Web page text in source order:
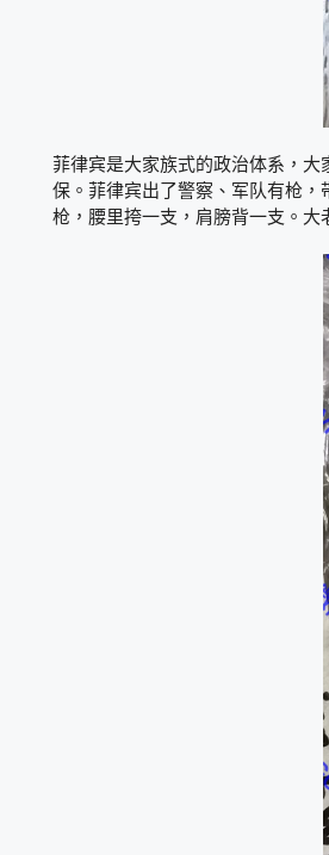
菲律宾是大家族式的政治体系，
保。菲律宾出了警察、军队有枪
枪，腰里挎一支，肩膀背一支。